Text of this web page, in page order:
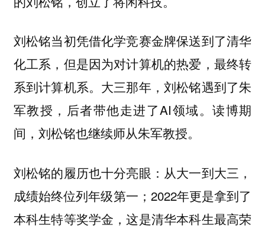
刘松铭当初凭借化学竞赛金牌保送到了清华
化工系，但是因为对计算机的热爱，最终转
系到计算机系。大三那年，刘松铭遇到了朱
军教授，后者带他走进了AI领域。读博期
间，刘松铭也继续师从朱军教授。
刘松铭的履历也十分亮眼：从大一到大三，
成绩始终位列年级第一；2022年更是拿到了
本科生特等奖学金，这是清华本科生最高荣